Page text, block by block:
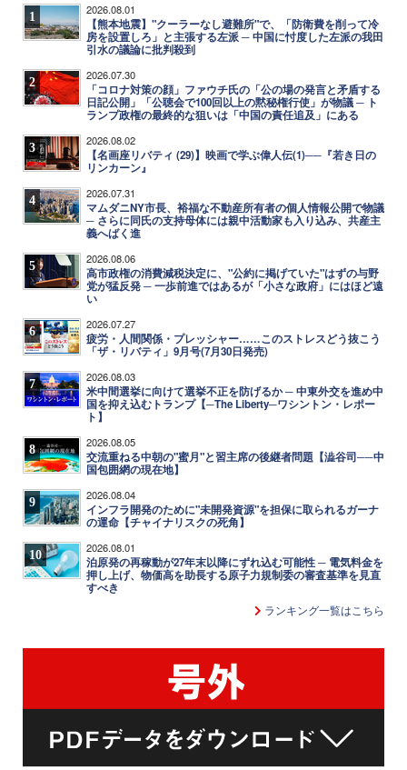
1 2026.08.01
【熊本地震】"クーラーなし避難所"で、「防衛費を削って冷
房を設置しろ」と主張する左派 ─ 中国に忖度した左派の我田
引水の議論に批判殺到
2 2026.07.30
「コロナ対策の顔」ファウチ氏の「公の場の発言と矛盾する
日記公開」「公聴会で100回以上の黙秘権行使」が物議 ─ ト
ランプ政権の最終的な狙いは「中国の責任追及」にある
3 2026.08.02
【名画座リバティ (29)】映画で学ぶ偉人伝(1)──『若き日の
リンカーン』
4 2026.07.31
マムダニNY市長、裕福な不動産所有者の個人情報公開で物議
─ さらに同氏の支持母体には親中活動家も入り込み、共産主
義へばく進
5 2026.08.06
高市政権の消費減税決定に、"公約に掲げていた"はずの与野
党が猛反発 ─ 一歩前進ではあるが「小さな政府」にはほど遠
い
6 2026.07.27
疲労・人間関係・プレッシャー……このストレスどう抜こう
「ザ・リバティ」9月号(7月30日発売)
7 2026.08.03
米中間選挙に向けて選挙不正を防げるか ─ 中東外交を進め中
国を抑え込むトランプ【─The Liberty─ワシントン・レポー
ト】
8 2026.08.05
交流重ねる中朝の"蜜月"と習主席の後継者問題【澁谷司──中
国包囲網の現在地】
9 2026.08.04
インフラ開発のために"未開発資源"を担保に取られるガーナ
の運命【チャイナリスクの死角】
10 2026.08.01
泊原発の再稼動が27年末以降にずれ込む可能性 ─ 電気料金を
押し上げ、物価高を助長する原子力規制委の審査基準を見直
すべき
ランキング一覧はこちら